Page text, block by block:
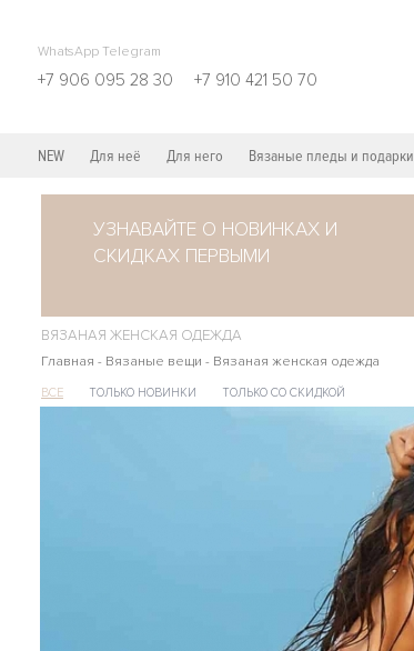
WhatsApp Telegram
+7 906 095 28 30 +7 910 421 50 70
NEW Для неё Для него Вязаные пледы и подарки
УЗНАВАЙТЕ О НОВИНКАХ И
СКИДКАХ ПЕРВЫМИ
ВЯЗАНАЯ ЖЕНСКАЯ ОДЕЖДА
Главная - Вязаные вещи - Вязаная женская одежда
ВСЕ ТОЛЬКО НОВИНКИ ТОЛЬКО СО СКИДКОЙ